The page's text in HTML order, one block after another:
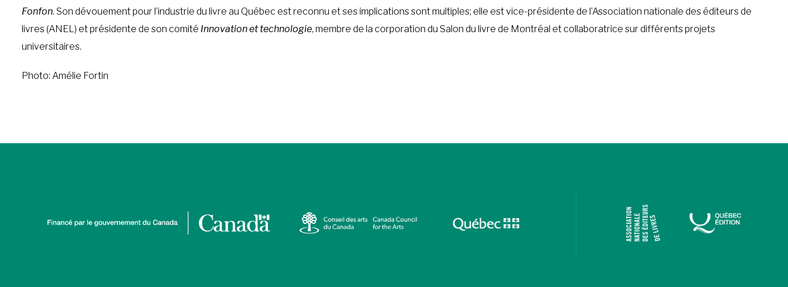
Fonfon. Son dévouement pour l’industrie du livre au Québec est reconnu et ses implications sont multiples; elle est vice-présidente de l’Association nationale des éditeurs de
livres (ANEL) et présidente de son comité Innovation et technologie, membre de la corporation du Salon du livre de Montréal et collaboratrice sur différents projets
universitaires.
Photo: Amélie Fortin